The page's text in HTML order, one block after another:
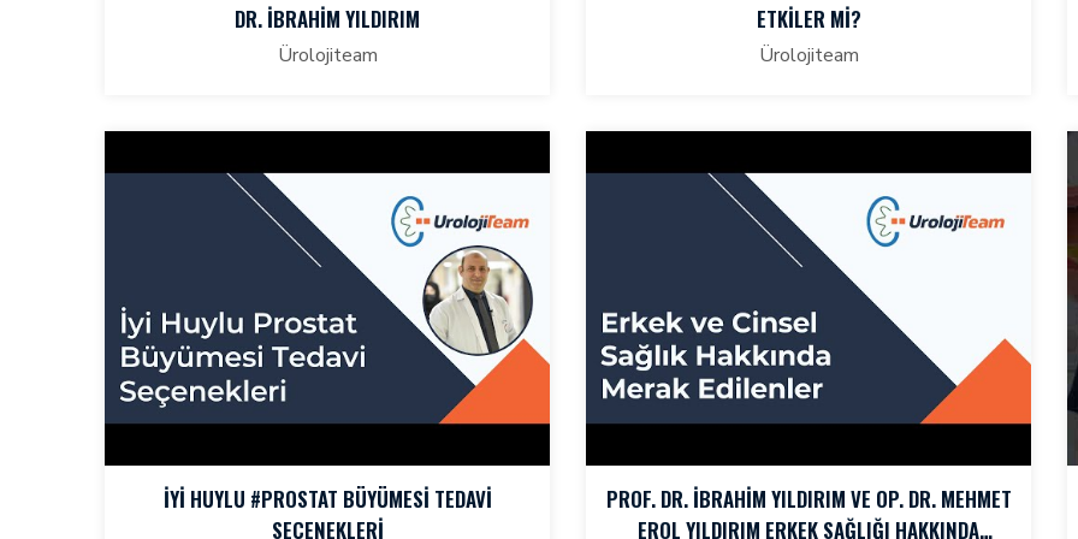
DR. İBRAHIM YILDIRIM
Ürolojiteam
ETKILER MI?
Ürolojiteam
İYI HUYLU #PROSTAT BÜYÜMESI TEDAVI
SEÇENEKLERI
PROF. DR. İBRAHIM YILDIRIM VE OP. DR. MEHMET
EROL YILDIRIM ERKEK SAĞLIĞI HAKKINDA